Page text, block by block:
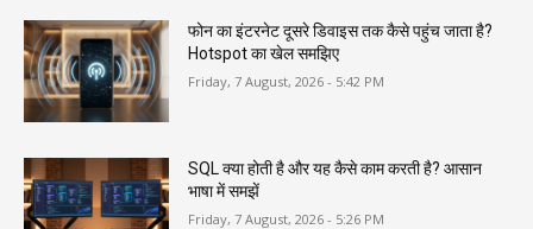
फोन का इंटरनेट दूसरे डिवाइस तक कैसे पहुंच जाता है?
Hotspot का खेल समझिए
Friday, 7 August, 2026 - 5:42 PM
SQL क्या होती है और यह कैसे काम करती है? आसान
भाषा में समझें
Friday, 7 August, 2026 - 5:26 PM